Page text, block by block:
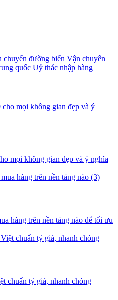
chuyển đường biển Vận chuyển
quốc Uỷ thác nhập hàng
mọi không gian đẹp và ý nghĩa
hàng trên nền tảng nào để tối ưu
chuẩn tỷ giá, nhanh chóng